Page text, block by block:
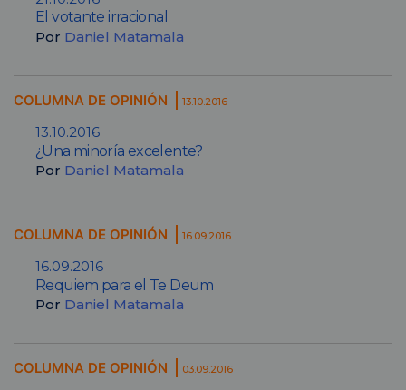
El votante irracional
Por Daniel Matamala
COLUMNA DE OPINIÓN 13.10.2016
13.10.2016
¿Una minoría excelente?
Por Daniel Matamala
COLUMNA DE OPINIÓN 16.09.2016
16.09.2016
Requiem para el Te Deum
Por Daniel Matamala
COLUMNA DE OPINIÓN 03.09.2016